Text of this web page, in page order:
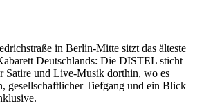
in Berlin-Mitte sitzt das älteste
Deutschlands: Die DISTEL sticht
Satire und Live-Musik dorthin, wo es
gesellschaftlicher Tiefgang und ein Blick